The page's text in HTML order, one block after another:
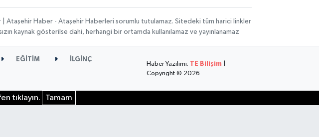
| Ataşehir Haber - Ataşehir Haberleri sorumlu tutulamaz. Sitedeki tüm harici linkler
kaynak gösterilse dahi, herhangi bir ortamda kullanılamaz ve yayınlanamaz
EĞİTİM
İLGİNÇ
Haber Yazılımı: TE Bilişim
Copyright © 2026
tıklayın. Tamam